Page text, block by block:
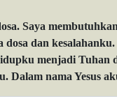
Saya
dan
menjadi Tuhan
Dalam nama Yesus